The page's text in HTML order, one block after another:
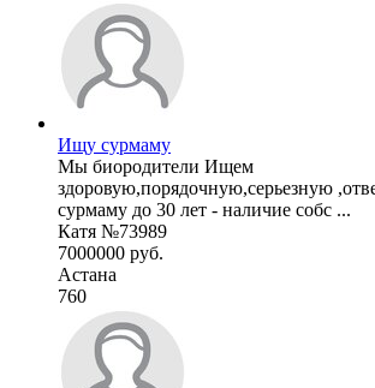
Ищу сурмаму
Мы биородители Ищем
здоровую,порядочную,серьезную
сурмаму до 30 лет - наличие собс ...
Катя №73989
7000000 руб.
Астана
760